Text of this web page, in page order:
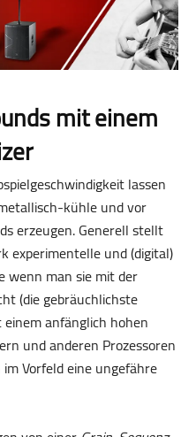
mit einem
lassen
kühle und vor
erzeugen. Generell stellt
experimentelle und (digital)
wenn man sie mit der
(die gebräuchlichste
anfänglich hohen
und anderen Prozessoren
Vorfeld eine ungefähre